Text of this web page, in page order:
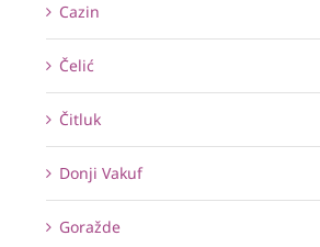
Cazin
Čelić
Čitluk
Donji Vakuf
Goražde